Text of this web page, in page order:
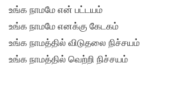
உங்க நாமமே என் பட்டயம்
உங்க நாமமே எனக்கு கேடகம்
உங்க நாமத்தில் விடுதலை நிச்சயம்
உங்க நாமத்தில் வெற்றி நிச்சயம்